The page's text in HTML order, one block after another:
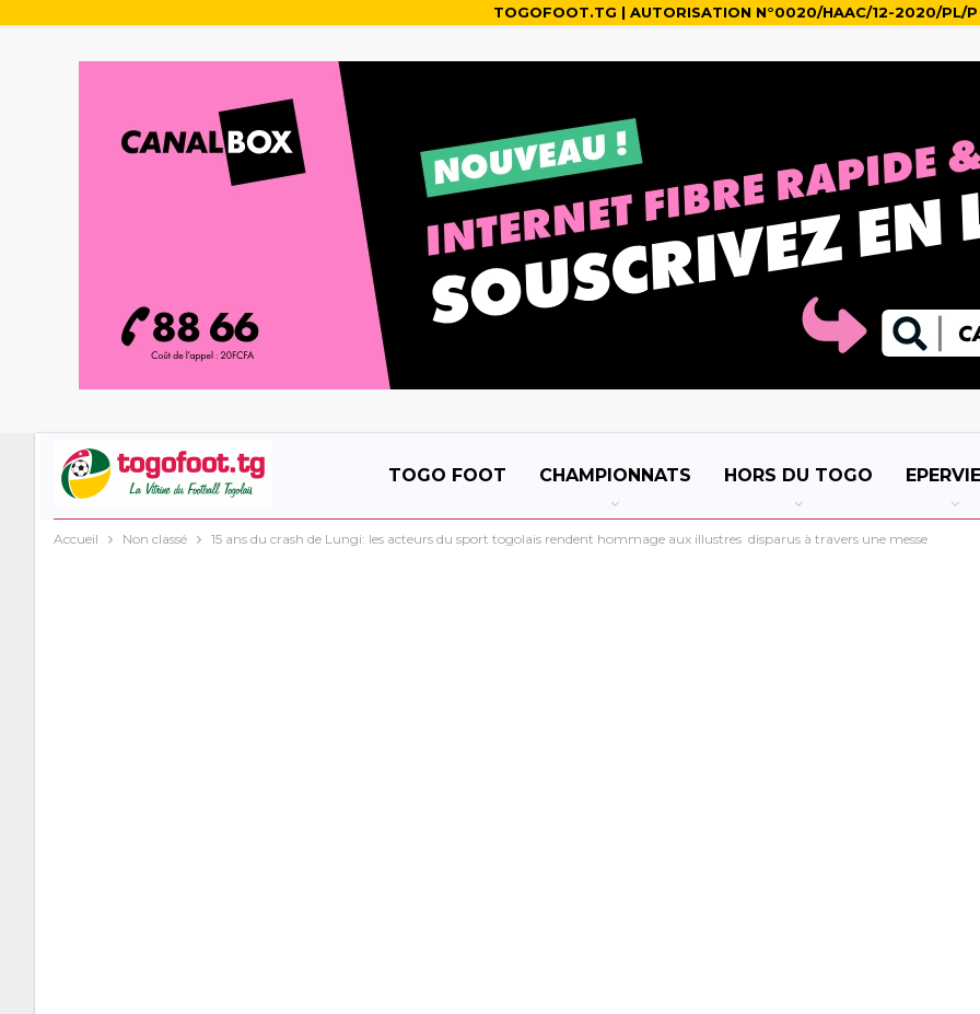
TOGOFOOT.TG | AUTORISATION N°0020/HAAC/12-2020/PL/P
TOGO FOOT CHAMPIONNATS HORS DU TOGO
Accueil Non classé 15 ans du crash de Lungi: les acteurs du sport togolais rendent hommage aux illustres disparus à travers une messe